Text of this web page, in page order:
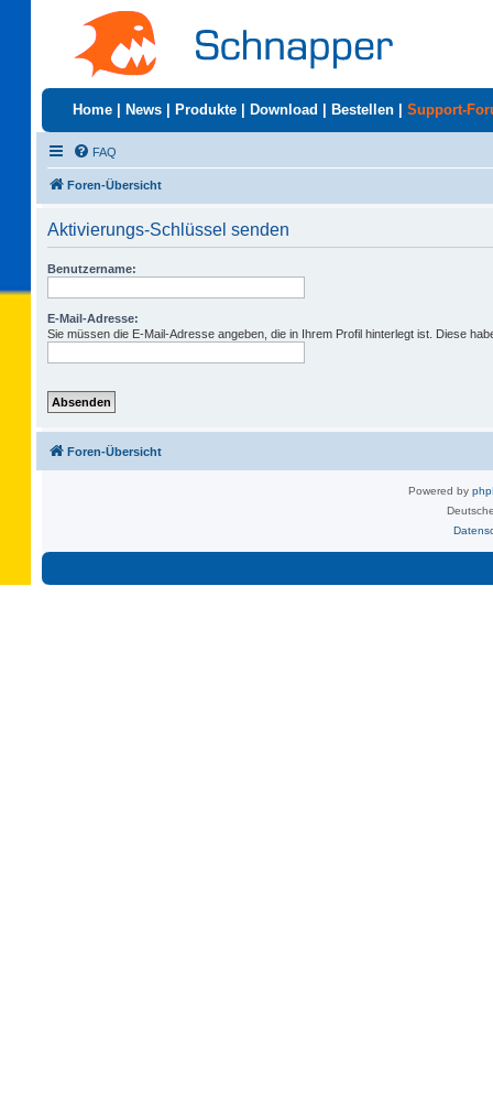
Home News Produkte Download Bestellen Support-
FAQ
Foren-Übersicht
Aktivierungs-Schlüssel senden
Benutzername:
E-Mail-Adresse:
Sie müssen die E-Mail-Adresse angeben, die in Ihrem Profil hinterlegt ist. Diese
Foren-Übersicht
Powered by